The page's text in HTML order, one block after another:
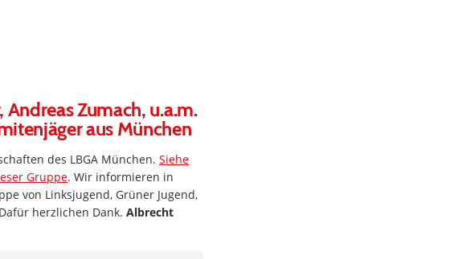
Zumach, u.a.m.
aus München
des LBGA München. Siehe
Gruppe. Wir informieren in
von Linksjugend, Grüner Jugend,
herzlichen Dank. Albrecht